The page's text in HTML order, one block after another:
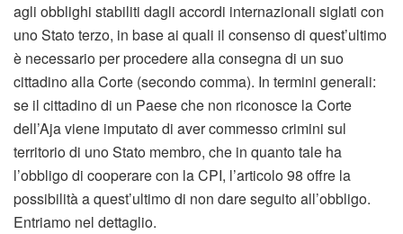
agli obblighi stabiliti dagli accordi internazionali siglati con
uno Stato terzo, in base ai quali il consenso di quest’ultimo
è necessario per procedere alla consegna di un suo
cittadino alla Corte (secondo comma). In termini generali:
se il cittadino di un Paese che non riconosce la Corte
dell’Aja viene imputato di aver commesso crimini sul
territorio di uno Stato membro, che in quanto tale ha
l’obbligo di cooperare con la CPI, l’articolo 98 offre la
possibilità a quest’ultimo di non dare seguito all’obbligo.
Entriamo nel dettaglio.